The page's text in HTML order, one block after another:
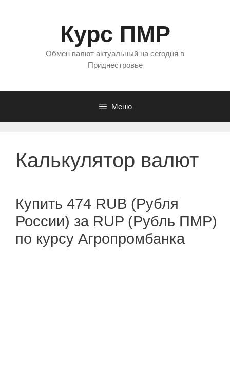
Курс ПМР
Обмен валют актуальный на сегодня в
Приднестровье
Меню
Калькулятор валют
Купить 474 RUB (Рубля
России) за RUP (Рубль ПМР)
по курсу Агропромбанка